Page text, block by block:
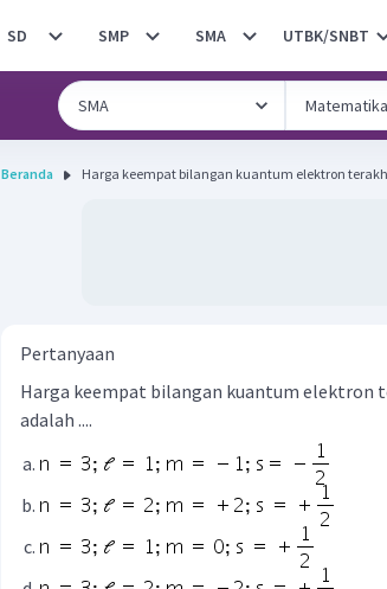
SD SMP SMA UTBK/SNBT
Beranda Harga keempat bilangan kuantum elektron
Pertanyaan
Harga keempat bilangan kuantum elektron
adalah ....